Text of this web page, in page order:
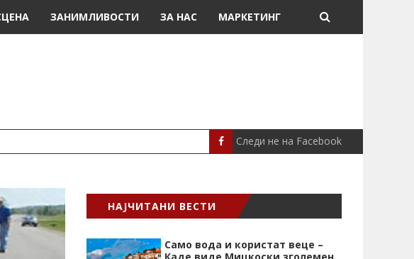
ЗАНИМЛИВОСТИ ЗА НАС МАРКЕТИНГ
СПОРТ МЕСИ ДОНИРАШЕ
Следи не на Facebook
НАЈЧИТАНИ ВЕСТИ
Само вода и користат веце –